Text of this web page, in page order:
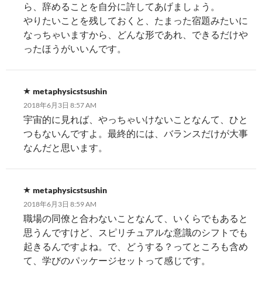
ら、辞めることを自分に許してあげましょう。
やりたいことを残しておくと、たまった宿題みたいに
なっちゃいますから、どんな形であれ、できるだけや
ったほうがいいんです。
metaphysicstsushin
2018年6月3日 8:57 AM
宇宙的に見れば、やっちゃいけないことなんて、ひと
つもないんですよ。最終的には、バランスだけが大事
なんだと思います。
metaphysicstsushin
2018年6月3日 8:59 AM
職場の同僚と合わないことなんて、いくらでもあると
思うんですけど、スピリチュアルな意識のシフトでも
起きるんですよね。で、どうする？ってところも含め
て、学びのパッケージセットって感じです。